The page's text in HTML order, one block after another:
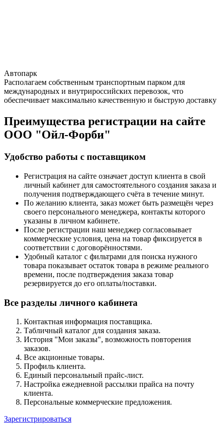
Автопарк
Располагаем собственным транспортным парком для
международных и внутрироссийских перевозок, что
обеспечивает максимально качественную и быструю доставку
Преимущества регистрации на сайте
ООО "Ойл-Форби"
Удобство работы с поставщиком
Регистрация на сайте означает доступ клиента в свой
личный кабинет для самостоятельного создания заказа и
получения подтверждающего счёта в течение минут.
По желанию клиента, заказ может быть размещён через
своего персонального менеджера, контакты которого
указаны в личном кабинете.
После регистрации наш менеджер согласовывает
коммерческие условия, цена на товар фиксируется в
соответствии с договорённостями.
Удобный каталог с фильтрами для поиска нужного
товара показывает остаток товара в режиме реального
времени, после подтверждения заказа товар
резервируется до его оплаты/поставки.
Все разделы личного кабинета
Контактная информация поставщика.
Табличный каталог для создания заказа.
История "Мои заказы", возможность повторения
заказов.
Все акционные товары.
Профиль клиента.
Единый персональный прайс-лист.
Настройка ежедневной рассылки прайса на почту
клиента.
Персональные коммерческие предложения.
Зарегистрироваться